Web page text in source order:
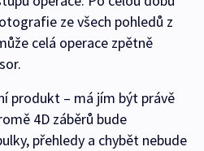
ze všech pohledů z
celá operace zpětně
produkt – má jím být právě
4D záběrů bude
přehledy a chybět nebude